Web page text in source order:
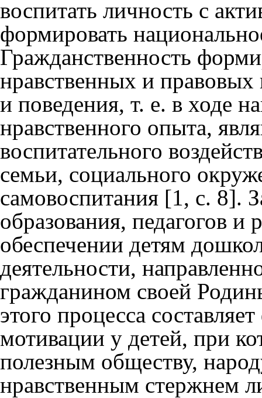
воспитать личность с
формировать
Гражданственность
нравственных и правовых
и поведения, т. е. в ходе
нравственного опыта,
воспитательного
семьи, социального
самовоспитания [1, с. 8].
образования, педагогов и
обеспечении детям
деятельности,
гражданином своей
этого процесса
мотивации у детей, при
полезным обществу,
нравственным стержнем